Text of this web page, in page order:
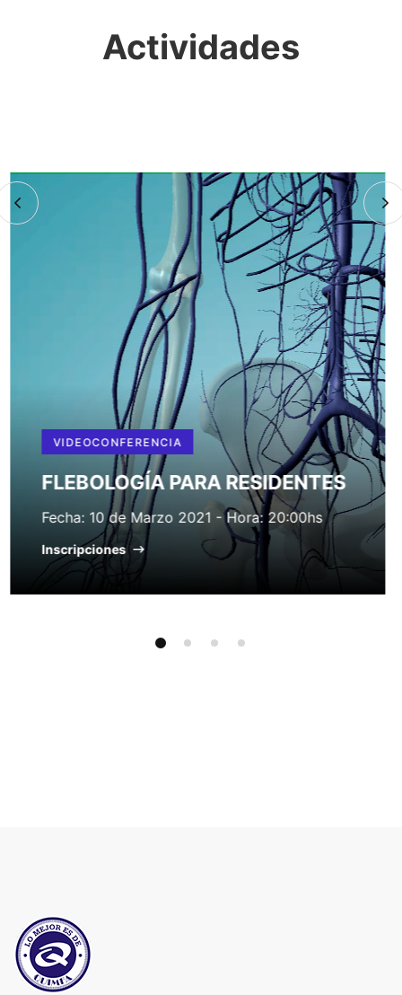
Actividades
VIDEOCONFERENCIA
EFECTOS DEL COVID SOBRE EL
ESPECTRO OBSESIVO-
COMPULSIVO
Fecha: 9 de Diciembre 2020 Hora: 20:00hs
Inscripciones